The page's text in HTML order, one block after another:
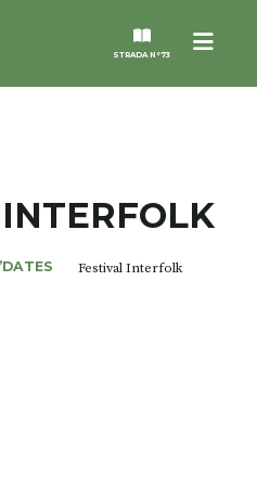
Menu
STRADA N°73
Festival Interfolk